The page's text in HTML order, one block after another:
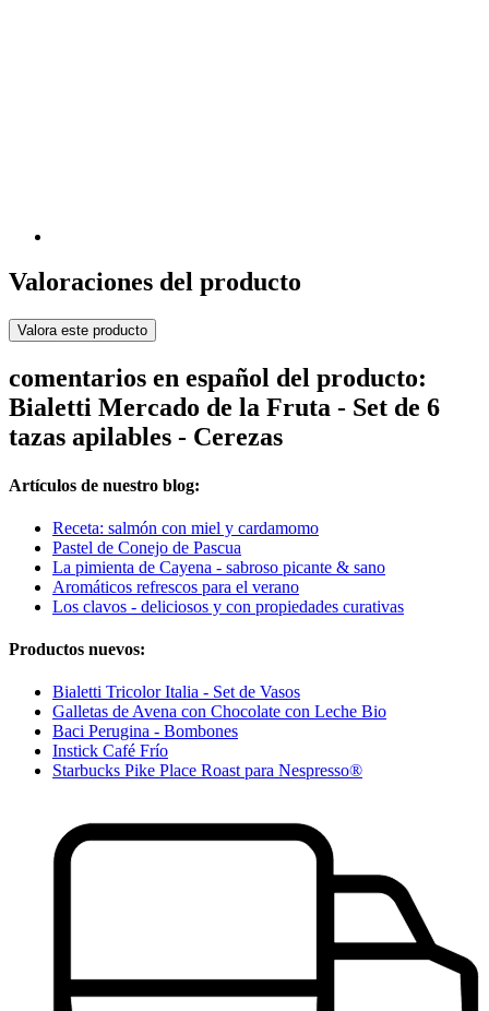
Valoraciones del producto
Valora este producto
comentarios en español del producto:
Bialetti Mercado de la Fruta - Set de 6
tazas apilables - Cerezas
Artículos de nuestro blog:
Receta: salmón con miel y cardamomo
Pastel de Conejo de Pascua
La pimienta de Cayena - sabroso picante & sano
Aromáticos refrescos para el verano
Los clavos - deliciosos y con propiedades curativas
Productos nuevos:
Bialetti Tricolor Italia - Set de Vasos
Galletas de Avena con Chocolate con Leche Bio
Baci Perugina - Bombones
Instick Café Frío
Starbucks Pike Place Roast para Nespresso®